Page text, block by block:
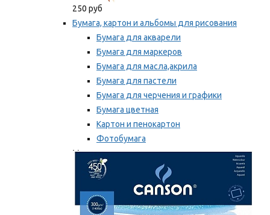
250 руб
Бумага, картон и альбомы для рисования
Бумага для акварели
Бумага для маркеров
Бумага для масла,акрила
Бумага для пастели
Бумага для черчения и графики
Бумага цветная
Картон и пенокартон
Фотобумага
Мы рекомендуем